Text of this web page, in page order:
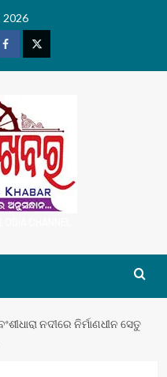
2026
FacebookTwitter
ନଦୀରେ ନିର୍ମାଣଧୀନ ସେତୁ